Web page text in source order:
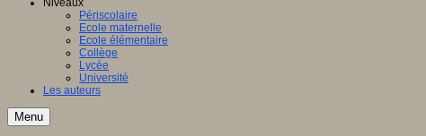
Niveaux
Périscolaire
Ecole maternelle
Ecole élémentaire
Collège
Lycée
Université
Les auteurs
Menu